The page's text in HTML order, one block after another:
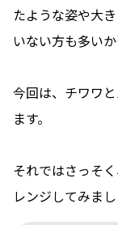
たような姿や大
いない方も多い
今回は、チワワ
ます。
それではさっそ
レンジしてみまし